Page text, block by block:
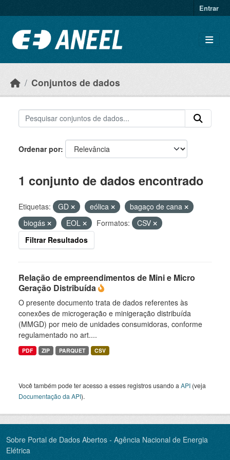
Entrar
Conjuntos de dados
Ordenar por
1 conjunto de dados encontrado
Etiquetas: GD eólica
bagaço de cana
biogás
EOL Formatos:
CSV
Filtrar Resultados
Relação de empreendimentos de Mini e Micro
Geração Distribuída
O presente documento trata de dados referentes às
conexões de microgeração e minigeração distribuída
(MMGD) por meio de unidades consumidoras, conforme
regulamentado no art....
PDF ZIP PARQUET CSV
Você também pode ter acesso a esses registros usando a API (veja
Documentação da API).
Sobre Portal de Dados Abertos - Agência Nacional de Energia
Elétrica